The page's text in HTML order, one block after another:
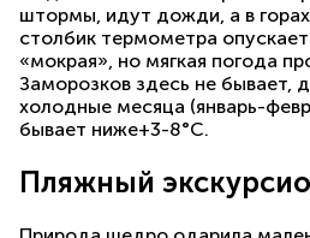
штормы, идут дожди, а в
столбик термометра
«мокрая», но мягкая погода
Заморозков здесь не бывает,
холодные месяца (январь-
бывает ниже+3-8°С.
Пляжный